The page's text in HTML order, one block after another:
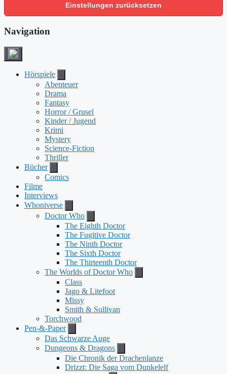
Einstellungen zurücksetzen
Navigation
Hörspiele
Abenteuer
Drama
Fantasy
Horror / Grusel
Kinder / Jugend
Krimi
Mystery
Science-Fiction
Thriller
Bücher
Comics
Filme
Interviews
Whoniverse
Doctor Who
The Eighth Doctor
The Fugitive Doctor
The Ninth Doctor
The Sixth Doctor
The Thirteenth Doctor
The Worlds of Doctor Who
Class
Jago & Litefoot
Missy
Smith & Sullivan
Torchwood
Pen-&-Paper
Das Schwarze Auge
Dungeons & Dragons
Die Chronik der Drachenlanze
Drizzt: Die Saga vom Dunkelelf